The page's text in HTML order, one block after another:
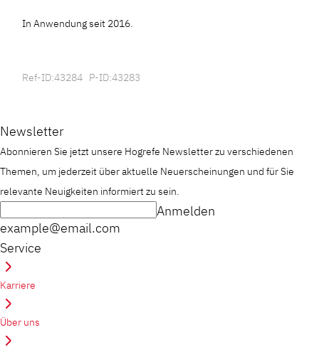
In Anwendung seit 2016.
Ref-ID:43284 P-ID:43283
Newsletter
Abonnieren Sie jetzt unsere Hogrefe Newsletter zu verschiedenen
Themen, um jederzeit über aktuelle Neuerscheinungen und für Sie
relevante Neuigkeiten informiert zu sein.
example@email.com
Anmelden
Service
Karriere
Über uns